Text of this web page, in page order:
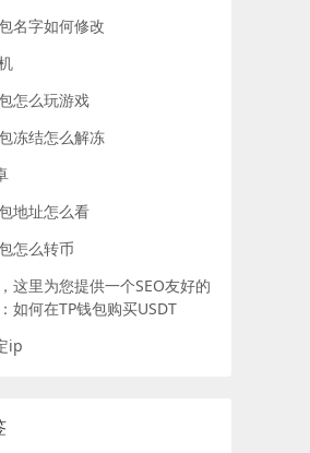
名字如何修改
怎么玩游戏
冻结怎么解冻
地址怎么看
怎么转币
这里为您提供一个SEO友好的
如何在TP钱包购买USDT
ip